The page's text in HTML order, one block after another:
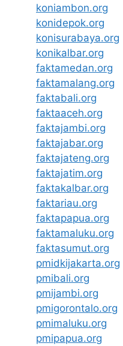
koniambon.org
konidepok.org
konisurabaya.org
konikalbar.org
faktamedan.org
faktamalang.org
faktabali.org
faktaaceh.org
faktajambi.org
faktajabar.org
faktajateng.org
faktajatim.org
faktakalbar.org
faktariau.org
faktapapua.org
faktamaluku.org
faktasumut.org
pmidkijakarta.org
pmibali.org
pmijambi.org
pmigorontalo.org
pmimaluku.org
pmipapua.org